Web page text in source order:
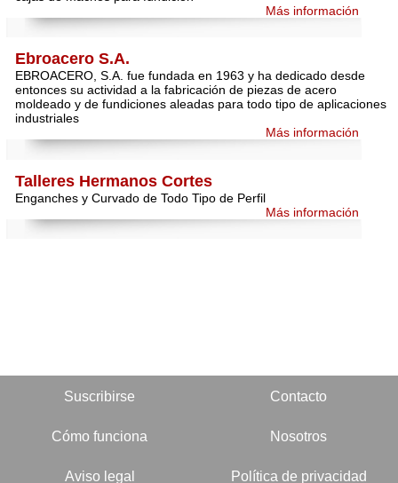
Más información
Ebroacero S.A.
EBROACERO, S.A. fue fundada en 1963 y ha dedicado desde
entonces su actividad a la fabricación de piezas de acero
moldeado y de fundiciones aleadas para todo tipo de aplicaciones
industriales
Más información
Talleres Hermanos Cortes
Enganches y Curvado de Todo Tipo de Perfil
Más información
Suscribirse Contacto
Cómo funciona Nosotros
Aviso legal Política de privacidad